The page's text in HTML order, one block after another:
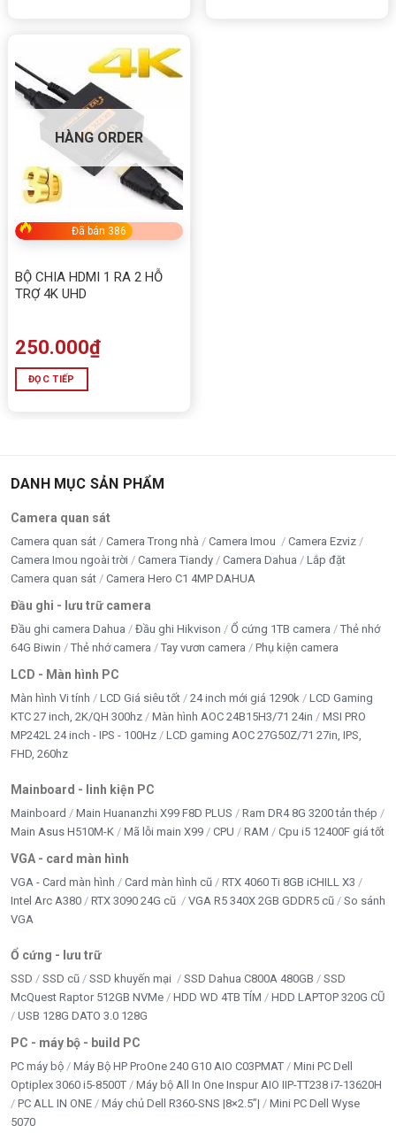
HÀNG ORDER
Đã bán 386
BỘ CHIA HDMI 1 RA 2 HỖ
TRỢ 4K UHD
250.000₫
ĐỌC TIẾP
DANH MỤC SẢN PHẨM
Camera quan sát
Camera quan sát Camera Trong nhà Camera Imou
Camera Ezviz
Camera Imou ngoài trời
Camera Tiandy Camera Dahua
Lắp đặt
Camera quan sát
Camera Hero C1 4MP DAHUA
Đầu ghi - lưu trữ camera
Đầu ghi camera Dahua Đầu ghi Hikvison Ổ cứng 1TB camera
Thẻ nhớ
64G Biwin
Thẻ nhớ camera Tay vươn camera Phụ kiện camera
LCD - Màn hình PC
Màn hình Vi tính LCD Giá siêu tốt 24 inch mới giá 1290k
LCD Gaming
KTC 27 inch, 2K/QH 300hz
Màn hình AOC 24B15H3/71 24in
MSI PRO
MP242L 24 inch - IPS - 100Hz
LCD gaming AOC 27G50Z/71 27in, IPS,
FHD, 260hz
Mainboard - linh kiện PC
Mainboard Main Huananzhi X99 F8D PLUS
Ram DR4 8G 3200 tản thép
Main Asus H510M-K
Mã lỗi main X99 CPU RAM Cpu i5 12400F giá tốt
VGA - card màn hình
VGA - Card màn hình Card màn hình cũ
RTX 4060 Ti 8GB iCHILL X3
Intel Arc A380
RTX 3090 24G cũ VGA R5 340X 2GB GDDR5 cũ
So sánh
VGA
Ổ cứng - lưu trữ
SSD SSD cũ SSD khuyến mại SSD Dahua C800A 480GB
SSD
McQuest Raptor 512GB NVMe
HDD WD 4TB TÍM
HDD LAPTOP 320G CŨ
USB 128G DATO 3.0 128G
PC - máy bộ - build PC
PC máy bộ Máy Bộ HP ProOne 240 G10 AIO C03PMAT
Mini PC Dell
Optiplex 3060 i5-8500T
Máy bộ All In One Inspur AIO IIP-TT238 i7-13620H
PC ALL IN ONE
Máy chủ Dell R360-SNS |8×2.5”|
Mini PC Dell Wyse
5070